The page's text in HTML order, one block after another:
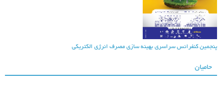
کنفرانس سراسری بهینه سازی مصرف انرژی الکتریکی
حامیان